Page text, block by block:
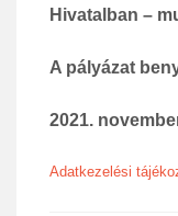
Hivatalban –
A pályázat
2021.
Adatkezelési